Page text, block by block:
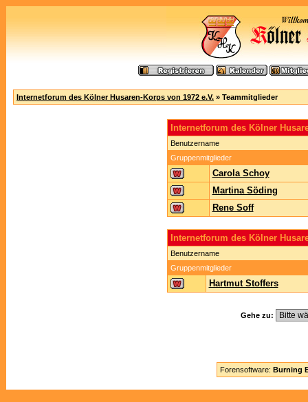
Internetforum des Kölner Husaren-Korps von 1972 e.V. » Teammitglieder
Internetforum des Kölner
Benutzername
Gruppenmitglieder
Carola Schoy
Martina Söding
Rene Soff
Internetforum des Kölner
Benutzername
Gruppenmitglieder
Hartmut Stoffers
Gehe zu:
Forensoftware: Burning